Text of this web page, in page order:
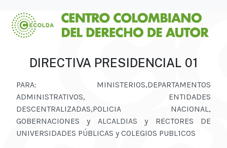
DIRECTIVA PRESIDENCIAL 01
PARA: MINISTERIOS,DEPARTAMENTOS
ADMINISTRATIVOS, ENTIDADES
DESCENTRALIZADAS,POLICIA NACIONAL,
GOBERNACIONES y ALCALDIAS y RECTORES DE
UNIVERSIDADES PÚBLICAS y COLEGIOS PUBL1COS